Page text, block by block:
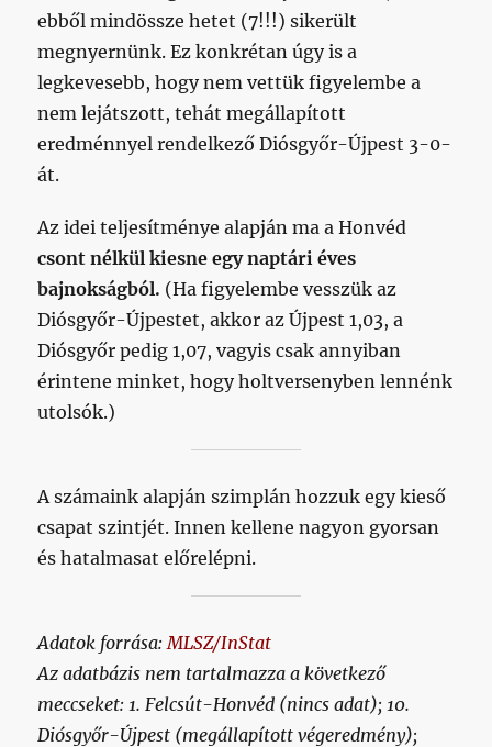
ebből mindössze hetet (7!!!) sikerült
megnyernünk. Ez konkrétan úgy is a
legkevesebb, hogy nem vettük figyelembe a
nem lejátszott, tehát megállapított
eredménnyel rendelkező Diósgyőr-Újpest 3-0-
át.
Az idei teljesítménye alapján ma a Honvéd
csont nélkül kiesne egy naptári éves
bajnokságból. (Ha figyelembe vesszük az
Diósgyőr-Újpestet, akkor az Újpest 1,03, a
Diósgyőr pedig 1,07, vagyis csak annyiban
érintene minket, hogy holtversenyben lennénk
utolsók.)
A számaink alapján szimplán hozzuk egy kieső
csapat szintjét. Innen kellene nagyon gyorsan
és hatalmasat előrelépni.
Adatok forrása:MLSZ/InStat
Az adatbázis nem tartalmazza a következő
meccseket: 1. Felcsút-Honvéd (nincs adat); 10.
Diósgyőr-Újpest (megállapított végeredmény);